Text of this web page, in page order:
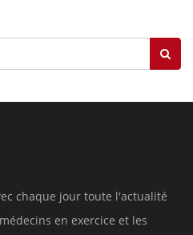
chaque jour toute l'actualité
en exercice et les